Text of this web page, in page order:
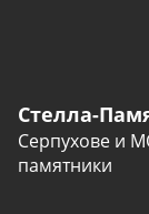
Стелла-
Серпухове и
памятники